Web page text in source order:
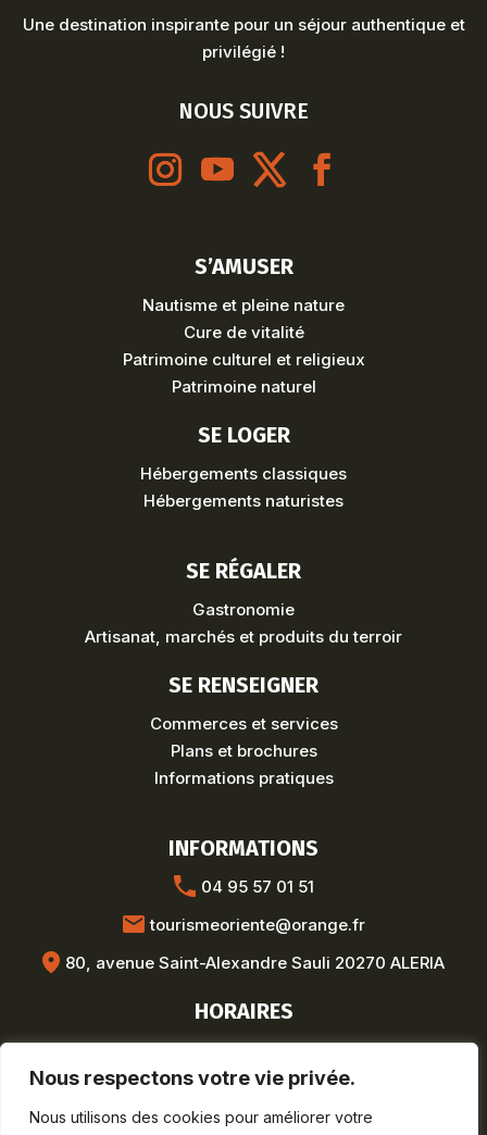
Nous respectons votre vie privée.
Nous utilisons des cookies pour améliorer votre
Une destination inspirante pour un séjour authentique et
privilégié !
NOUS SUIVRE
S’AMUSER
Nautisme et pleine nature
Cure de vitalité
Patrimoine culturel et religieux
Patrimoine naturel
SE LOGER
Hébergements classiques
Hébergements naturistes
SE RÉGALER
Gastronomie
Artisanat, marchés et produits du terroir
SE RENSEIGNER
Commerces et services
Plans et brochures
Informations pratiques
INFORMATIONS
04 95 57 01 51
tourismeoriente@orange.fr
80, avenue Saint-Alexandre Sauli 20270 ALERIA
HORAIRES
Hors saison :
Lun-Ven : 8h30-12h / 13h30-17h
Lun-Sam : 9h-19h